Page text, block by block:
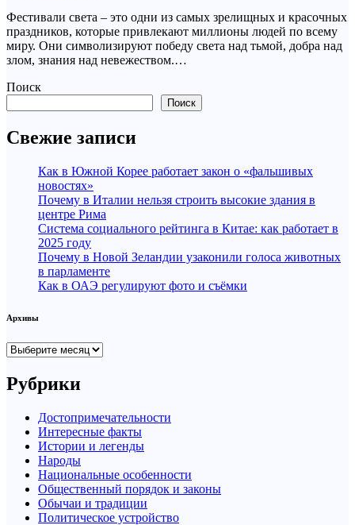
Фестивали света – это одни из самых зрелищных и красочных
праздников, которые привлекают миллионы людей по всему
миру. Они символизируют победу света над тьмой, добра над
злом, знания над невежеством.…
Поиск
Поиск
Свежие записи
Как в Южной Корее работает закон о «фальшивых
новостях»
Почему в Италии нельзя строить высокие здания в
центре Рима
Система социального рейтинга в Китае: как работает в
2025 году
Почему в Новой Зеландии узаконили голоса животных
в парламенте
Как в ОАЭ регулируют фото и съёмки
Архивы
Архивы
Рубрики
Достопримечательности
Интересные факты
Истории и легенды
Народы
Национальные особенности
Общественный порядок и законы
Обычаи и традиции
Политическое устройство